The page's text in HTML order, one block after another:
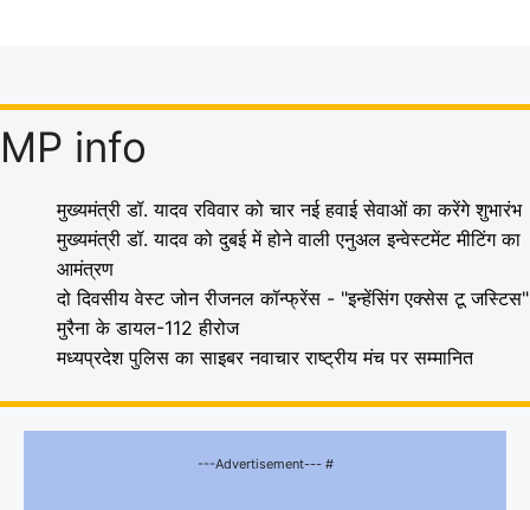
MP info
मुख्यमंत्री डॉ. यादव रविवार को चार नई हवाई सेवाओं का करेंगे शुभारंभ
मुख्यमंत्री डॉ. यादव को दुबई में होने वाली एनुअल इन्वेस्टमेंट मीटिंग का
आमंत्रण
दो दिवसीय वेस्ट जोन रीजनल कॉन्फ्रेंस - "इन्हेंसिंग एक्सेस टू जस्टिस"
मुरैना के डायल-112 हीरोज
मध्यप्रदेश पुलिस का साइबर नवाचार राष्ट्रीय मंच पर सम्मानित
---Advertisement--- #